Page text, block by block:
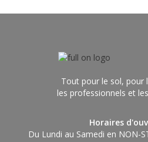
Tout pour le sol, pour
les professionnels et
Horaires
Du Lundi au Samedi en NON-